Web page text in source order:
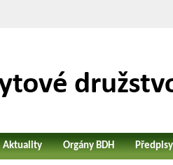
Aktuality Orgány BDH Předpisy